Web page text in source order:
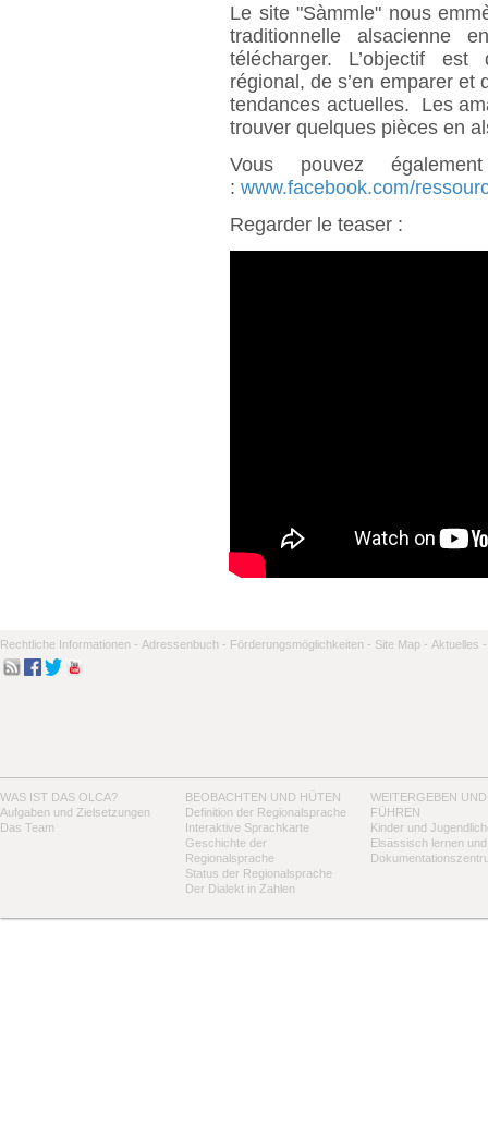
Le site "Sàmmle" nous
traditionnelle alsacienne
télécharger. L’objectif
régional, de s’en emparer
tendances actuelles. Les
trouver quelques pièces en
Vous pouvez
: www.facebook.com/
Regarder le teaser :
Rechtliche Informationen - Adressenbuch - Förderungsmöglichkeiten - Site Map - Aktuelles -
WAS IST DAS OLCA?
Aufgaben und Zielsetzungen
Das Team
BEOBACHTEN UND HÜTEN
Definition der Regionalsprache
Interaktive Sprachkarte
Geschichte der
Regionalsprache
Status der Regionalsprache
Der Dialekt in Zahlen
WEITERGEBEN UND
FÜHREN
Kinder und
Elsässisch lernen